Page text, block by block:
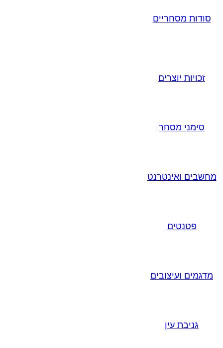
סודות מסחריים
זכויות יוצרים
סימני מסחר
מחשבים ואינטרנט
פטנטים
מדגמים ועיצובים
גניבת עין